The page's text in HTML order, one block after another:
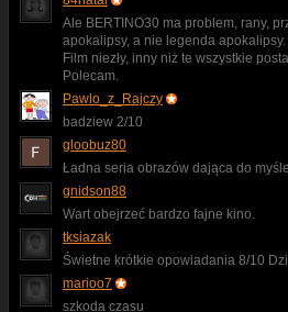
Ale BERTINO30 ma problem, rany,
apokalipsy, a nie legenda
Film niezły, inny niż te wszystkie
Polecam.
Pawlo_z_Rajczy
badziew 2/10
gloobuz80
Ładna seria obrazów dająca do
gnidson88
Wart obejrzeć bardzo fajne kino.
tksiazak
Świetne krótkie opowiadania 8/10
marioo7
szkoda czasu